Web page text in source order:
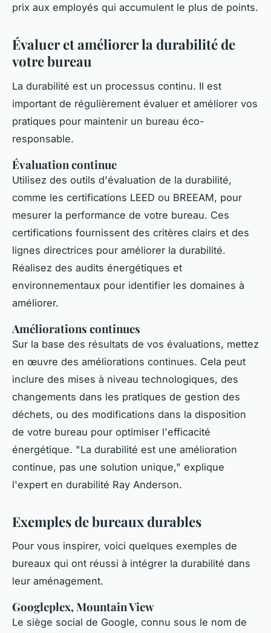
prix aux employés qui accumulent le plus de points.
Évaluer et améliorer la durabilité de
votre bureau
La durabilité est un processus continu. Il est
important de régulièrement évaluer et améliorer vos
pratiques pour maintenir un bureau éco-
responsable.
Évaluation continue
Utilisez des outils d'évaluation de la durabilité,
comme les certifications LEED ou BREEAM, pour
mesurer la performance de votre bureau. Ces
certifications fournissent des critères clairs et des
lignes directrices pour améliorer la durabilité.
Réalisez des audits énergétiques et
environnementaux pour identifier les domaines à
améliorer.
Améliorations continues
Sur la base des résultats de vos évaluations, mettez
en œuvre des améliorations continues. Cela peut
inclure des mises à niveau technologiques, des
changements dans les pratiques de gestion des
déchets, ou des modifications dans la disposition
de votre bureau pour optimiser l'efficacité
énergétique. "La durabilité est une amélioration
continue, pas une solution unique," explique
l'expert en durabilité Ray Anderson.
Exemples de bureaux durables
Pour vous inspirer, voici quelques exemples de
bureaux qui ont réussi à intégrer la durabilité dans
leur aménagement.
Googleplex, Mountain View
Le siège social de Google, connu sous le nom de